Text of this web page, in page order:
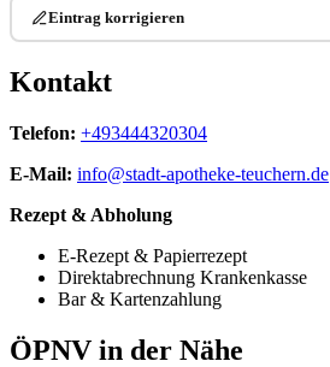
Eintrag korrigieren
Kontakt
Telefon: +493444320304
E-Mail: info@stadt-apotheke-teuchern.de
Rezept & Abholung
E-Rezept & Papierrezept
Direktabrechnung Krankenkasse
Bar & Kartenzahlung
ÖPNV in der Nähe